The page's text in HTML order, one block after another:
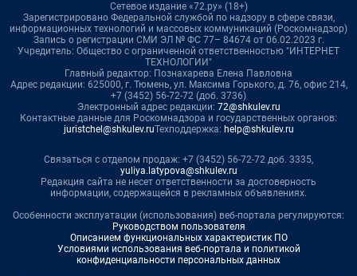
Сетевое издание «72.ру» (18+)
Зарегистрировано Федеральной службой по надзору в сфере связи,
информационных технологий и массовых коммуникаций (Роскомнадзор)
Запись о регистрации СМИ ЭЛ № ФС 77– 84674 от 06.02.2023 г.
Учредитель: Общество с ограниченной ответственностью "ИНТЕРНЕТ
ТЕХНОЛОГИИ"
Главный редактор: Познахарева Елена Павловна
Адрес редакции: 625000, г. Тюмень, ул. Максима Горького, д. 76, офис 214,
+7 (3452) 56-72-72 (доб. 3736)
Электронный адрес редакции: 72@shkulev.ru
Контактные данные для Роскомнадзора и государственных органов:
juristchel@shkulev.ruТехподдержка: help@shkulev.ru
Связаться с отделом продаж: +7 (3452) 56-72-72 доб. 3335,
yuliya.latypova@shkulev.ru
Редакция сайта не несет ответственности за достоверность
информации, содержащейся в рекламных объявлениях.
Особенности эксплуатации (использования) веб-портала регулируются:
Руководством пользователя
Описанием функциональных характеристик ПО
Условиями использования веб-портала и политикой
конфиденциальности персональных данных